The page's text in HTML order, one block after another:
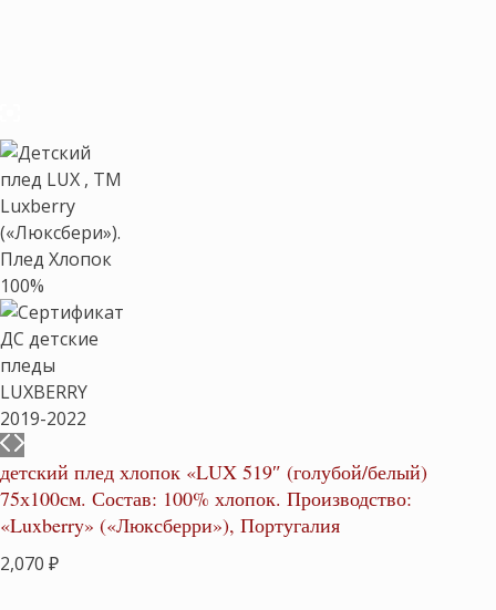
детский плед хлопок «LUX 519″ (голубой/белый)
75х100см. Состав: 100% хлопок. Производство:
«Luxberry» («Люксберри»), Португалия
2,070 ₽